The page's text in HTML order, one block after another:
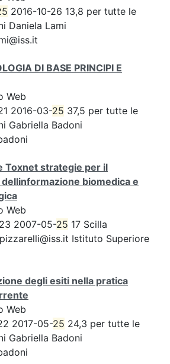
2016-10-26 13,8 per tutte le
Daniela Lami
DI BASE PRINCIPI E
Web
2016-03-25 37,5 per tutte le
Gabriella Badoni
Toxnet strategie per il
biomedica e
Web
2007-05-25 17 Scilla
Istituto Superiore
degli esiti nella pratica
Web
2017-05-25 24,3 per tutte le
Gabriella Badoni